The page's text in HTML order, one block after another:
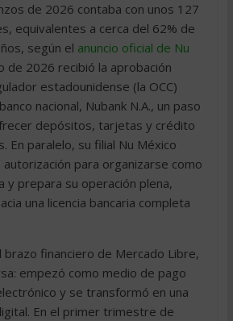
de 2026 contaba con unos 127
equivalentes a cerca del 62% de
según el anuncio oficial de Nu
de 2026 recibió la aprobación
estadounidense (la OCC)
nacional, Nubank N.A., un paso
depósitos, tarjetas y crédito
En paralelo, su filial Nu México
para organizarse como
y prepara su operación plena,
una licencia bancaria completa
brazo financiero de Mercado Libre,
empezó como medio de pago
y se transformó en una
En el primer trimestre de